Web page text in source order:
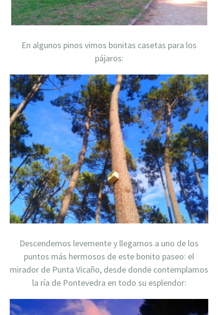
En algunos pinos vimos bonitas casetas para los
pájaros:
Descendemos levemente y llegamos a uno de los
puntos más hermosos de este bonito paseo: el
mirador de Punta Vicaño, desde donde contemplamos
la ría de Pontevedra en todo su esplendor: